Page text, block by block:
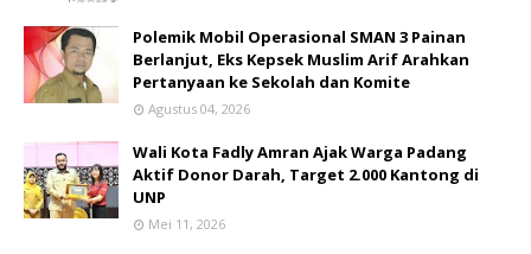
Polemik Mobil Operasional SMAN 3 Painan
Berlanjut, Eks Kepsek Muslim Arif Arahkan
Pertanyaan ke Sekolah dan Komite
Agustus 04, 2026
Wali Kota Fadly Amran Ajak Warga Padang
Aktif Donor Darah, Target 2.000 Kantong di
UNP
Mei 11, 2026